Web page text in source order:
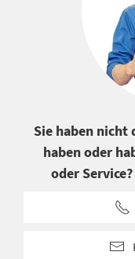
Sie haben nicht
haben oder
oder